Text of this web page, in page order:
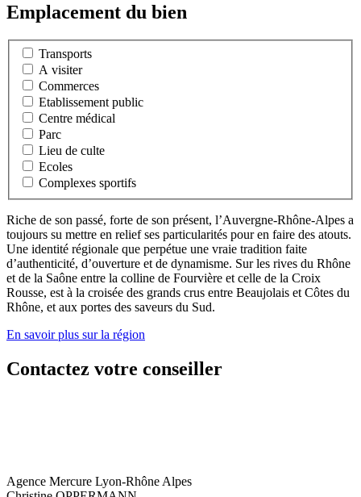
Emplacement du bien
Transports
A visiter
Commerces
Etablissement public
Centre médical
Parc
Lieu de culte
Ecoles
Complexes sportifs
Riche de son passé, forte de son présent, l’Auvergne-Rhône-Alpes a
toujours su mettre en relief ses particularités pour en faire des atouts.
Une identité régionale que perpétue une vraie tradition faite
d’authenticité, d’ouverture et de dynamisme. Sur les rives du Rhône
et de la Saône entre la colline de Fourvière et celle de la Croix
Rousse, est à la croisée des grands crus entre Beaujolais et Côtes du
Rhône, et aux portes des saveurs du Sud.
En savoir plus sur la région
Contactez votre conseiller
Agence Mercure Lyon-Rhône Alpes